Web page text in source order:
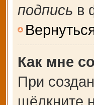
подпись в
Как мне
При
щёлкните